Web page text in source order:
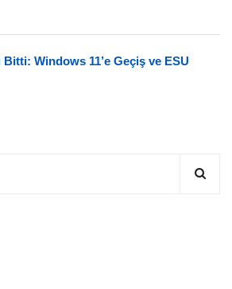
Windows 11’e Geçiş ve ESU